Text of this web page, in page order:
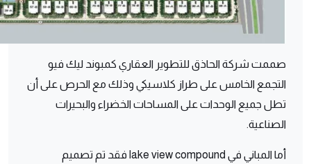
صممت شركة الحاذق للتطوير العقاري كمبوند ليك فيو
التجمع الخامس على طراز كلاسيكي وذلك مع الحرص على أن
تطل جميع الوحدات على المساحات الخضراء والبحيرات
الصناعية.
أما المباني في lake view compound فقد تم تصميم